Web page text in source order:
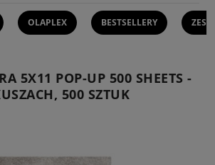
OLAPLEX BESTSELLERY
5X11 POP-UP 500 SHEETS -
500 SZTUK